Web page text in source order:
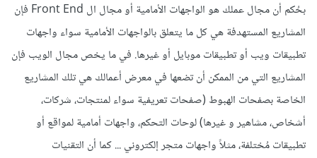
بحُكم أن مجال عملك هو الواجهات الأمامية أو مجال ال Front End فإن
المشاريع المستهدفة هي كل ما يتعلق بالواجهات الأمامية سواء واجهات
تطبيقات ويب أو تطبيقات موبايل أو غيرها. في ما يخص مجال الويب فإن
المشاريع التي من الممكن أن تضعها في معرض أعمالك هي تلك المشاريع
الخاصة بصفحات الهبوط (صفحات تعريفية سواء لمنتجات، شركات،
أشخاص، مشاهير و غيرها) لوحات التحكم، واجهات أمامية لمواقع أو
تطبيقات مُختلفة، مثلاً واجهات متجر إلكتروني ... كما أن التقنيات